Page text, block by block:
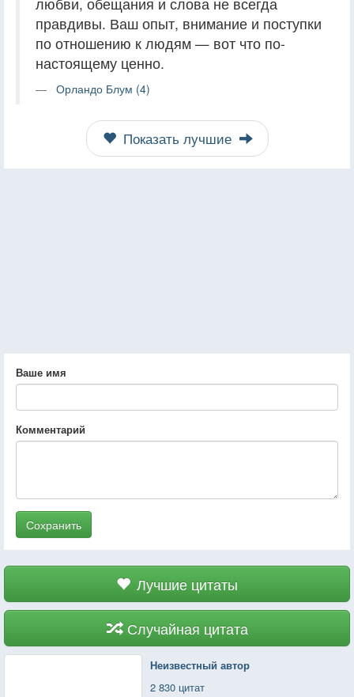
правдивы. Ваш опыт, внимание и поступки
по отношению к людям — вот что по-
настоящему ценно.
Орландо Блум (4)
Показать лучшие
Ваше имя
Комментарий
Сохранить
Лучшие цитаты
Случайная цитата
Неизвестный автор
2 830 цитат